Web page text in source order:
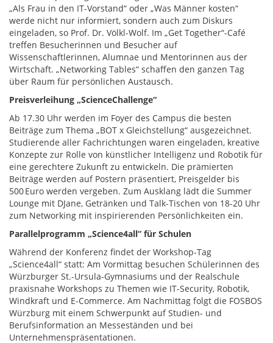
„Als Frau in den IT-Vorstand“ oder „Was Männer kosten“
werde nicht nur informiert, sondern auch zum Diskurs
eingeladen, so Prof. Dr. Völkl-Wolf. Im „Get Together“-Café
treffen Besucherinnen und Besucher auf
Wissenschaftlerinnen, Alumnae und Mentorinnen aus der
Wirtschaft. „Networking Tables“ schaffen den ganzen Tag
über Raum für persönlichen Austausch.
Preisverleihung „ScienceChallenge“
Ab 17.30 Uhr werden im Foyer des Campus die besten
Beiträge zum Thema „BOT x Gleichstellung“ ausgezeichnet.
Studierende aller Fachrichtungen waren eingeladen, kreative
Konzepte zur Rolle von künstlicher Intelligenz und Robotik für
eine gerechtere Zukunft zu entwickeln. Die prämierten
Beiträge werden auf Postern präsentiert, Preisgelder bis
500 Euro werden vergeben. Zum Ausklang lädt die Summer
Lounge mit DJane, Getränken und Talk-Tischen von 18-20 Uhr
zum Networking mit inspirierenden Persönlichkeiten ein.
Parallelprogramm „Science4all“ für Schulen
Während der Konferenz findet der Workshop-Tag
„Science4all“ statt: Am Vormittag besuchen Schülerinnen des
Würzburger St.-Ursula-Gymnasiums und der Realschule
praxisnahe Workshops zu Themen wie IT-Security, Robotik,
Windkraft und E-Commerce. Am Nachmittag folgt die FOSBOS
Würzburg mit einem Schwerpunkt auf Studien- und
Berufsinformation an Messeständen und bei
Unternehmenspräsentationen.